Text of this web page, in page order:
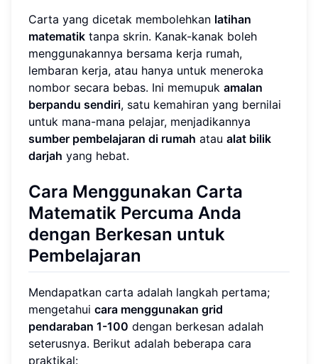
Carta yang dicetak membolehkan latihan
matematik tanpa skrin. Kanak-kanak boleh
menggunakannya bersama kerja rumah,
lembaran kerja, atau hanya untuk meneroka
nombor secara bebas. Ini memupuk amalan
berpandu sendiri, satu kemahiran yang bernilai
untuk mana-mana pelajar, menjadikannya
sumber pembelajaran di rumah atau alat bilik
darjah yang hebat.
Cara Menggunakan Carta
Matematik Percuma Anda
dengan Berkesan untuk
Pembelajaran
Mendapatkan carta adalah langkah pertama;
mengetahui cara menggunakan grid
pendaraban 1-100 dengan berkesan adalah
seterusnya. Berikut adalah beberapa cara
praktikal: